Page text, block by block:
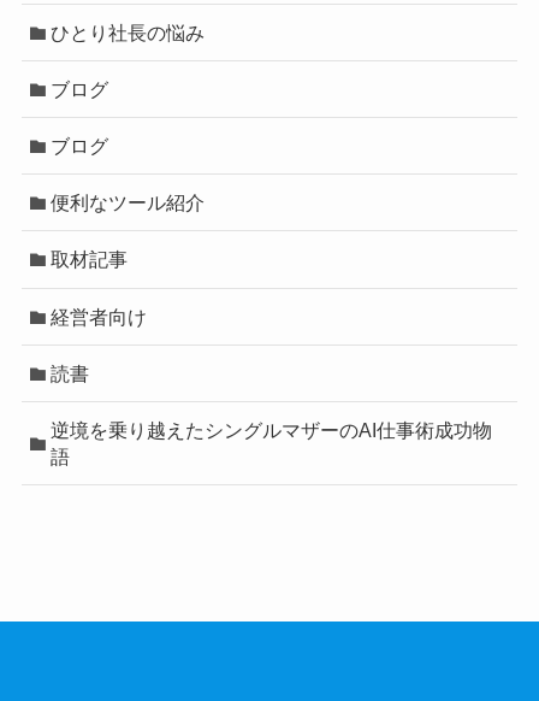
ひとり社長の悩み
ブログ
ブログ
便利なツール紹介
取材記事
経営者向け
読書
逆境を乗り越えたシングルマザーのAI仕事術成功物
語